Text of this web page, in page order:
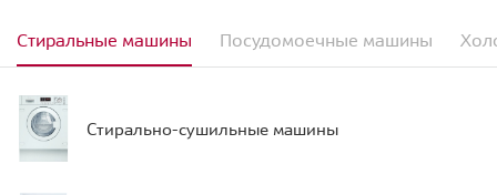
Стиральные машины Посудомоечные машины
Стирально-сушильные машины